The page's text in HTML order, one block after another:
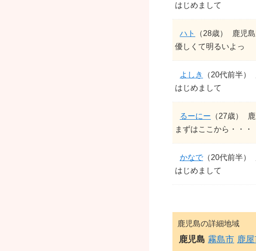
はじめまして
ハト （28歳）
鹿児
優しくて明るいよっ
よしき （20代前半）
はじめまして
るーにー （27歳）
まずはここから・・・
かなで（20代前半）
はじめまして
鹿児島の詳細地域
鹿児島 霧島市 鹿